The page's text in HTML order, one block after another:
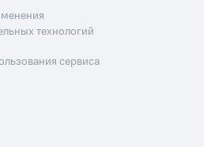
технологий
сервиса